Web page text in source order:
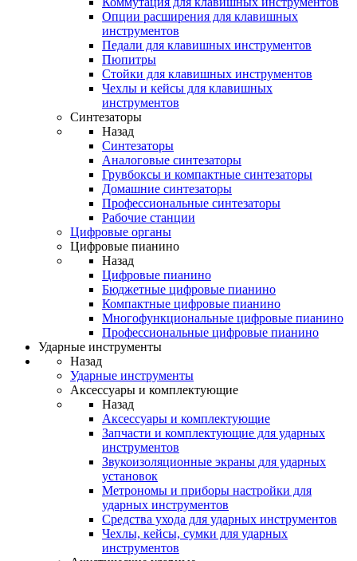
Опции расширения для клавишных
инструментов
Педали для клавишных инструментов
Пюпитры
Стойки для клавишных инструментов
Чехлы и кейсы для клавишных
инструментов
Синтезаторы
Назад
Синтезаторы
Аналоговые синтезаторы
Грувбоксы и компактные синтезаторы
Домашние синтезаторы
Профессиональные синтезаторы
Рабочие станции
Цифровые органы
Цифровые пианино
Назад
Цифровые пианино
Бюджетные цифровые пианино
Компактные цифровые пианино
Многофункциональные цифровые пианино
Профессиональные цифровые пианино
Ударные инструменты
Назад
Ударные инструменты
Аксессуары и комплектующие
Назад
Аксессуары и комплектующие
Запчасти и комплектующие для ударных
инструментов
Звукоизоляционные экраны для ударных
установок
Метрономы и приборы настройки для
ударных инструментов
Средства ухода для ударных инструментов
Чехлы, кейсы, сумки для ударных
инструментов